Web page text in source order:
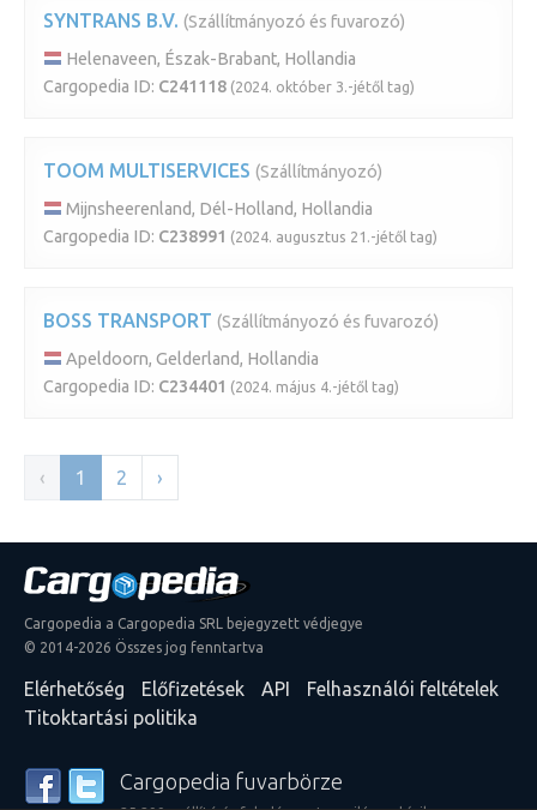
SYNTRANS B.V. (Szállítmányozó és fuvarozó)
Helenaveen, Észak-Brabant, Hollandia
Cargopedia ID: C241118 (2024. október 3.-jétől tag)
TOOM MULTISERVICES (Szállítmányozó)
Mijnsheerenland, Dél-Holland, Hollandia
Cargopedia ID: C238991 (2024. augusztus 21.-jétől tag)
BOSS TRANSPORT (Szállítmányozó és fuvarozó)
Apeldoorn, Gelderland, Hollandia
Cargopedia ID: C234401 (2024. május 4.-jétől tag)
‹ 1 2 ›
Cargopedia a Cargopedia SRL bejegyzett védjegye
© 2014-2026 Összes jog fenntartva
Elérhetőség Előfizetések API
Felhasználói feltételek
Titoktartási politika
Cargopedia fuvarbörze